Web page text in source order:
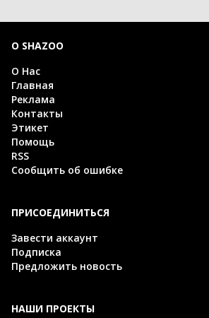
О SHAZOO
О Нас
Главная
Реклама
Контакты
Этикет
Помощь
RSS
Сообщить об ошибке
ПРИСОЕДИНИТЬСЯ
Завести аккаунт
Подписка
Предложить новость
НАШИ ПРОЕКТЫ